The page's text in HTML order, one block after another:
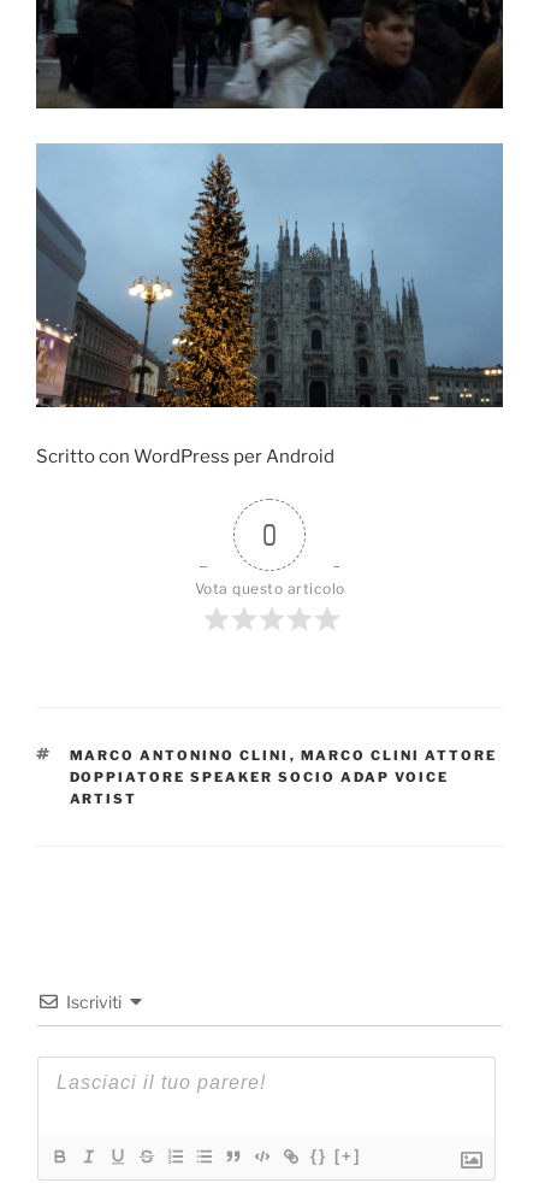
Scritto con WordPress per Android
0
Vota questo articolo
TAG
MARCO ANTONINO CLINI , MARCO CLINI ATTORE
DOPPIATORE SPEAKER SOCIO ADAP VOICE
ARTIST
Iscriviti
{} [+]